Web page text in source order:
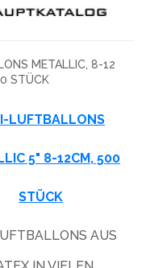
METALLIC, 8-12
STÜCK
LUFTBALLONS
5" 8-12CM, 500
STÜCK
AUS